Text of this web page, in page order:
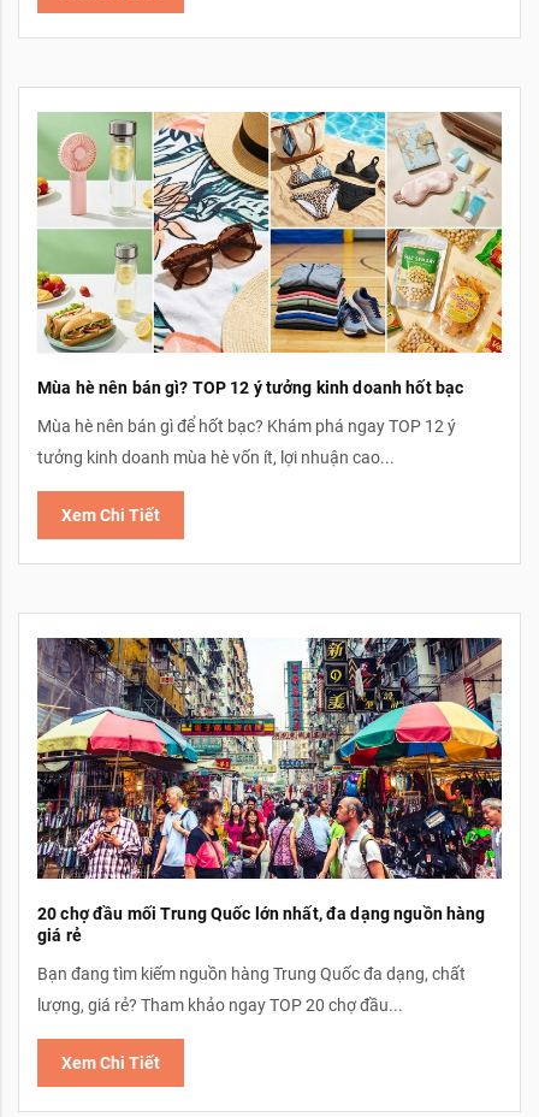
Mùa hè nên bán gì? TOP 12 ý tưởng kinh doanh hốt bạc
Mùa hè nên bán gì để hốt bạc? Khám phá ngay TOP 12 ý
tưởng kinh doanh mùa hè vốn ít, lợi nhuận cao...
Xem Chi Tiết
20 chợ đầu mối Trung Quốc lớn nhất, đa dạng nguồn hàng
giá rẻ
Bạn đang tìm kiếm nguồn hàng Trung Quốc đa dạng, chất
lượng, giá rẻ? Tham khảo ngay TOP 20 chợ đầu...
Xem Chi Tiết